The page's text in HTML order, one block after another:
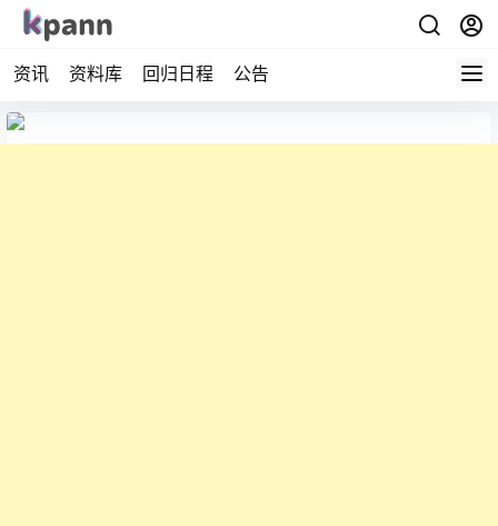
资讯 资料库 回归日程 公告